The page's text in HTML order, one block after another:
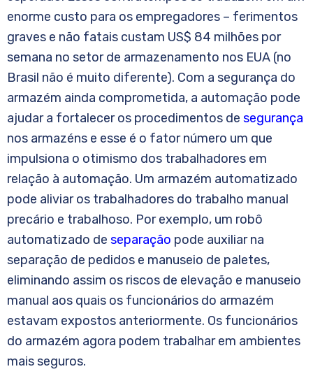
enorme custo para os empregadores – ferimentos
graves e não fatais custam US$ 84 milhões por
semana no setor de armazenamento nos EUA (no
Brasil não é muito diferente). Com a segurança do
armazém ainda comprometida, a automação pode
ajudar a fortalecer os procedimentos de segurança
nos armazéns e esse é o fator número um que
impulsiona o otimismo dos trabalhadores em
relação à automação. Um armazém automatizado
pode aliviar os trabalhadores do trabalho manual
precário e trabalhoso. Por exemplo, um robô
automatizado de separação pode auxiliar na
separação de pedidos e manuseio de paletes,
eliminando assim os riscos de elevação e manuseio
manual aos quais os funcionários do armazém
estavam expostos anteriormente. Os funcionários
do armazém agora podem trabalhar em ambientes
mais seguros.